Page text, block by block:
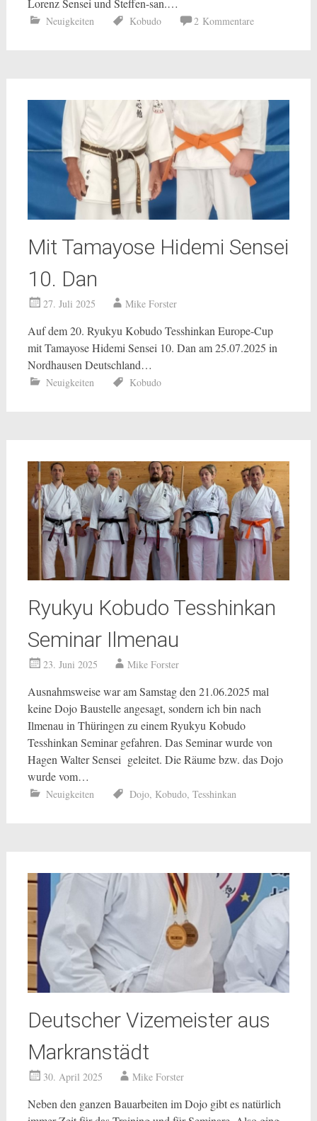
Lorenz Sensei und Steffen-san.…
Neuigkeiten Kobudo 2 Kommentare
Mit Tamayose Hidemi Sensei
10. Dan
27. Juli 2025 Mike Forster
Auf dem 20. Ryukyu Kobudo Tesshinkan Europe-Cup
mit Tamayose Hidemi Sensei 10. Dan am 25.07.2025 in
Nordhausen Deutschland…
Neuigkeiten Kobudo
Ryukyu Kobudo Tesshinkan
Seminar Ilmenau
23. Juni 2025 Mike Forster
Ausnahmsweise war am Samstag den 21.06.2025 mal
keine Dojo Baustelle angesagt, sondern ich bin nach
Ilmenau in Thüringen zu einem Ryukyu Kobudo
Tesshinkan Seminar gefahren. Das Seminar wurde von
Hagen Walter Sensei geleitet. Die Räume bzw. das Dojo
wurde vom…
Neuigkeiten Dojo, Kobudo, Tesshinkan
Deutscher Vizemeister aus
Markranstädt
30. April 2025 Mike Forster
Neben den ganzen Bauarbeiten im Dojo gibt es natürlich